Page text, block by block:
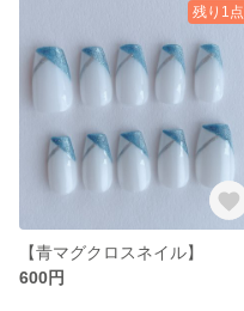
残り1点
【青マグクロスネイル】
600円